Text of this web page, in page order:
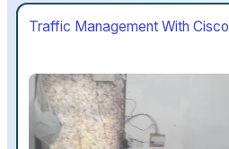
Traffic Management With Cisco